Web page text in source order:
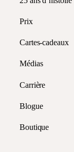
Prix
Cartes-cadeaux
Médias
Carrière
Blogue
Boutique